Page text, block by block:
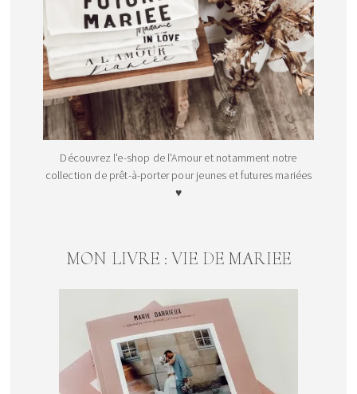
Découvrez l'e-shop de l'Amour et notamment notre
collection de prêt-à-porter pour jeunes et futures mariées
♥
MON LIVRE : VIE DE MARIEE